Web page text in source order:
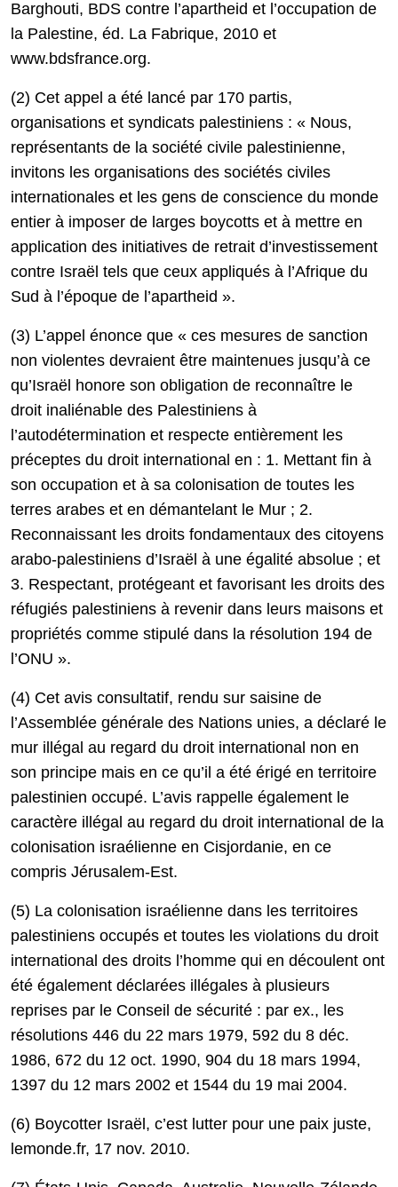
Barghouti, BDS contre l’apartheid et l’occupation de
la Palestine, éd. La Fabrique, 2010 et
www.bdsfrance.org.
(2) Cet appel a été lancé par 170 partis,
organisations et syndicats palestiniens : « Nous,
représentants de la société civile palestinienne,
invitons les organisations des sociétés civiles
internationales et les gens de conscience du monde
entier à imposer de larges boycotts et à mettre en
application des initiatives de retrait d’investissement
contre Israël tels que ceux appliqués à l’Afrique du
Sud à l’époque de l’apartheid ».
(3) L’appel énonce que « ces mesures de sanction
non violentes devraient être maintenues jusqu’à ce
qu’Israël honore son obligation de reconnaître le
droit inaliénable des Palestiniens à
l’autodétermination et respecte entièrement les
préceptes du droit international en : 1. Mettant fin à
son occupation et à sa colonisation de toutes les
terres arabes et en démantelant le Mur ; 2.
Reconnaissant les droits fondamentaux des citoyens
arabo-palestiniens d’Israël à une égalité absolue ; et
3. Respectant, protégeant et favorisant les droits des
réfugiés palestiniens à revenir dans leurs maisons et
propriétés comme stipulé dans la résolution 194 de
l’ONU ».
(4) Cet avis consultatif, rendu sur saisine de
l’Assemblée générale des Nations unies, a déclaré le
mur illégal au regard du droit international non en
son principe mais en ce qu’il a été érigé en territoire
palestinien occupé. L’avis rappelle également le
caractère illégal au regard du droit international de la
colonisation israélienne en Cisjordanie, en ce
compris Jérusalem-Est.
(5) La colonisation israélienne dans les territoires
palestiniens occupés et toutes les violations du droit
international des droits l’homme qui en découlent ont
été également déclarées illégales à plusieurs
reprises par le Conseil de sécurité : par ex., les
résolutions 446 du 22 mars 1979, 592 du 8 déc.
1986, 672 du 12 oct. 1990, 904 du 18 mars 1994,
1397 du 12 mars 2002 et 1544 du 19 mai 2004.
(6) Boycotter Israël, c’est lutter pour une paix juste,
lemonde.fr, 17 nov. 2010.